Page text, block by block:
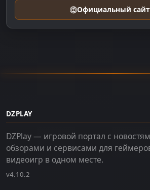
Официальный сайт
DZPLAY
DZPlay — игровой портал с
обзорами и сервисами для
видеоигр в одном месте.
v4.10.2